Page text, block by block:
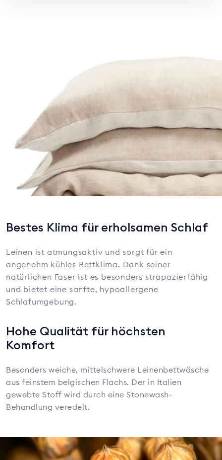
Bestes Klima für erholsamen Schlaf
Leinen ist atmungsaktiv und sorgt für ein
angenehm kühles Bettklima. Dank seiner
natürlichen Faser ist es besonders strapazierfähig
und bietet eine sanfte, hypoallergene
Schlafumgebung.
Hohe Qualität für höchsten
Komfort
Besonders weiche, mittelschwere Leinenbettwäsche
aus feinstem belgischen Flachs. Der in Italien
gewebte Stoff wird durch eine Stonewash-
Behandlung veredelt.